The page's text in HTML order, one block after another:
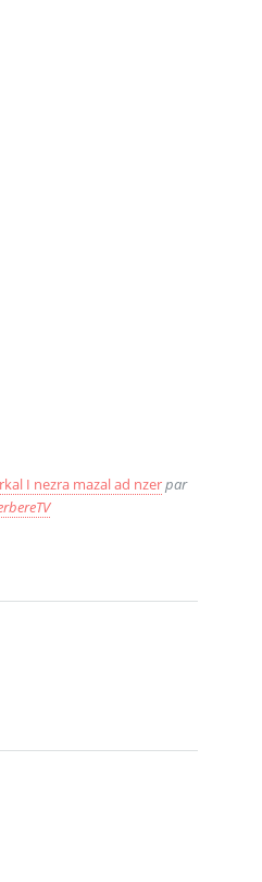
I nezra mazal ad nzerpar